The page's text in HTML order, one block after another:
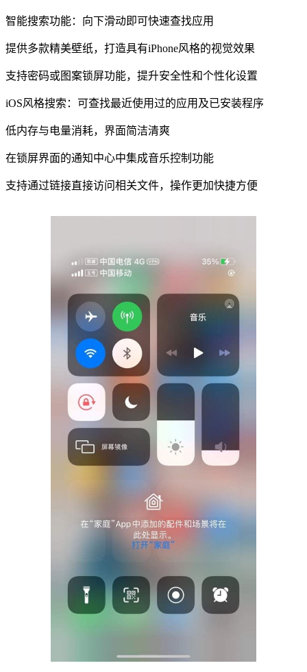
智能搜索功能：向下滑动即可快速查找应用
提供多款精美壁纸，打造具有iPhone风格的视觉效果
支持密码或图案锁屏功能，提升安全性和个性化设置
iOS风格搜索：可查找最近使用过的应用及已安装程序
低内存与电量消耗，界面简洁清爽
在锁屏界面的通知中心中集成音乐控制功能
支持通过链接直接访问相关文件，操作更加快捷方便